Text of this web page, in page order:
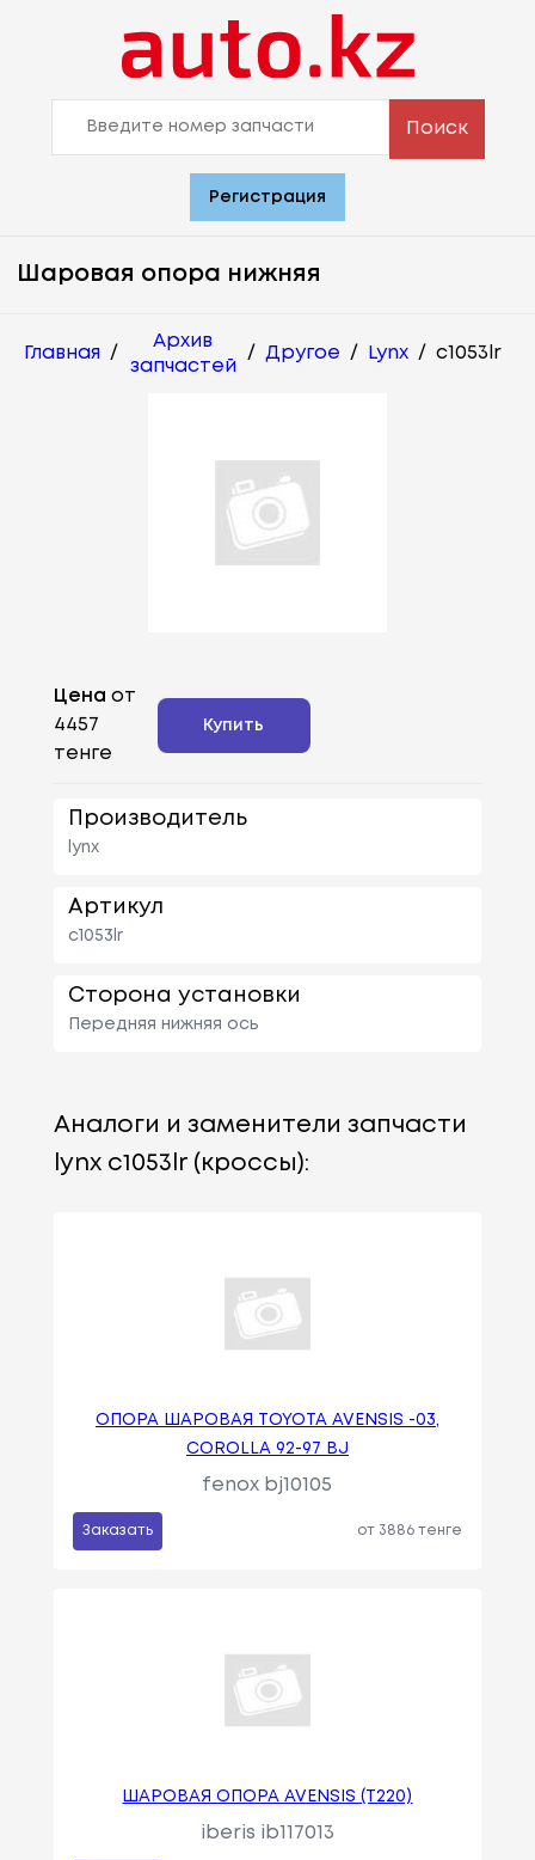
Поиск
Регистрация
Шаровая опора нижняя
Главная /
Архив
запчастей
/ Другое / Lynx / c1053lr
Цена от
4457
тенге
Купить
Производитель
lynx
Артикул
c1053lr
Сторона установки
Передняя нижняя ось
Аналоги и заменители запчасти
lynx c1053lr (кроссы):
ОПОРА ШАРОВАЯ TOYOTA AVENSIS -03,
COROLLA 92-97 BJ
fenox bj10105
Заказать от 3886 тенге
ШАРОВАЯ ОПОРА AVENSIS (T220)
iberis ib117013